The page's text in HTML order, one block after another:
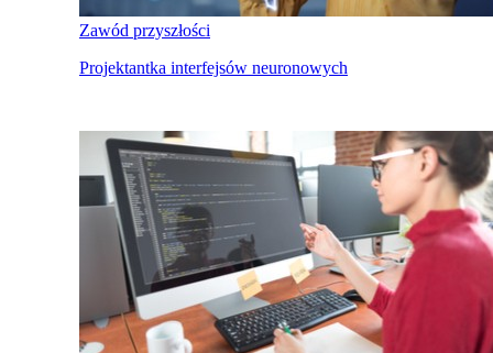
Zawód przyszłości
Projektantka interfejsów neuronowych